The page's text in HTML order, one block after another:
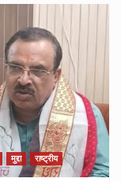
मुद्दा राष्ट्रीय